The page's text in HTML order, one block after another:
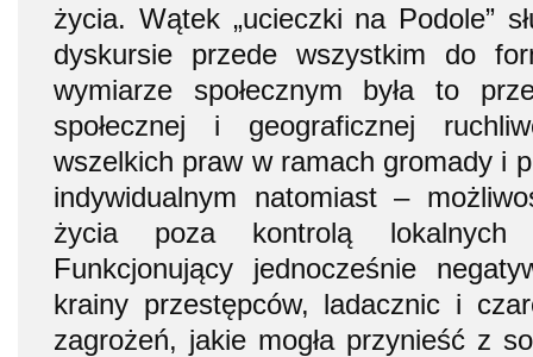
życia. Wątek „ucieczki na Podole”
dyskursie przede wszystkim do
wymiarze społecznym była to
społecznej i geograficznej
wszelkich praw w ramach gromady i
indywidualnym natomiast –
życia poza kontrolą lokalnych
Funkcjonujący jednocześnie
krainy przestępców, ladacznic i
zagrożeń, jakie mogła przynieść z